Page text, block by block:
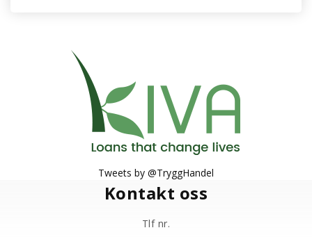
Tweets by @TryggHandel
Kontakt oss
Tlf nr.